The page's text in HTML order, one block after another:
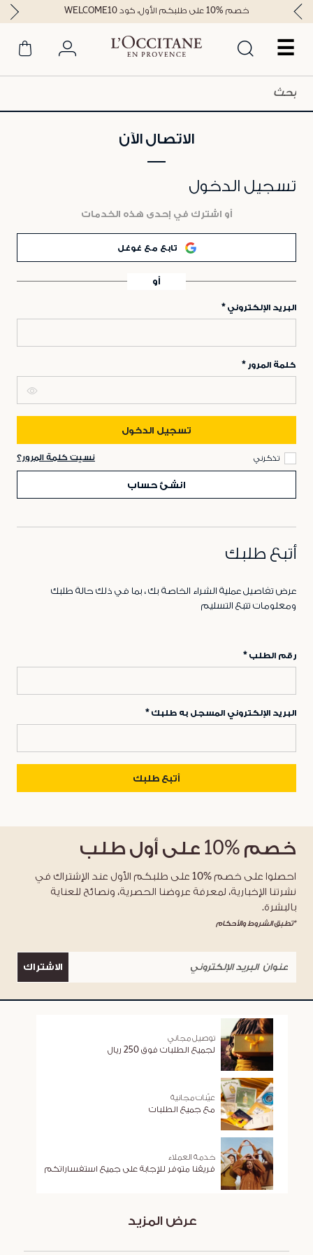
☰
خصم %10 على طلبكم الأول، كود WELCOME10
الاتصال الآن
تسجيل الدخول
أو اشترك في إحدى هذه الخدمات
تابع مع غوغل
أو
البريد الإلكتروني
كلمة المرور
تسجيل الدخول
تذكرني نسيت كلمة المرور؟
انشئ حساب
أتبع طلبك
عرض تفاصيل عملية الشراء الخاصة بك ، بما في ذلك حالة طلبك
ومعلومات تتبع التسليم
رقم الطلب
البريد الإلكتروني المسجل به طلبك
أتبع طلبك
خصم %10 على أول طلب
احصلوا على خصم %10 على طلبكم الأول عند الإشتراك في
نشرتنا الإخبارية، لمعرفة عروضنا الحصرية، ونصائح للعناية
بالبشرة.
*تطبق الشروط والأحكام
الاشتراك
توصيل مجاني
لجميع الطلبات فوق 250 ريال
عيّنات مجانية
مع جميع الطلبات
خدمة العملاء
فريقنا متوفر للإجابة على جميع استفساراتكم
عرض المزيد